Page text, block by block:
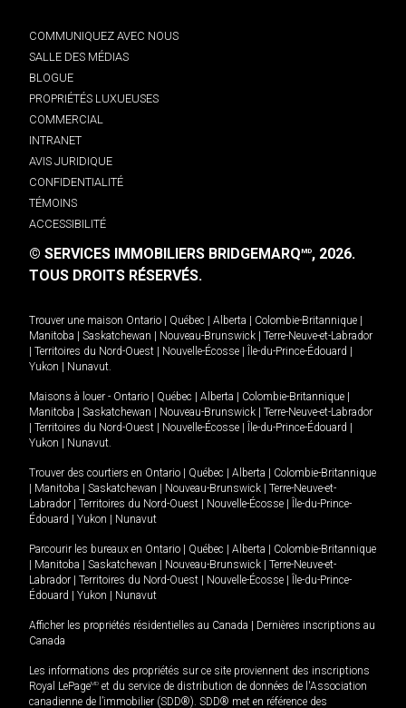
COMMUNIQUEZ AVEC NOUS
SALLE DES MÉDIAS
BLOGUE
PROPRIÉTÉS LUXUEUSES
COMMERCIAL
INTRANET
AVIS JURIDIQUE
CONFIDENTIALITÉ
TÉMOINS
ACCESSIBILITÉ
© SERVICES IMMOBILIERS BRIDGEMARQMD, 2026.
TOUS DROITS RÉSERVÉS.
Trouver une maison Ontario Québec Alberta Colombie-Britannique
Manitoba
Saskatchewan Nouveau-Brunswick
Terre-Neuve-et-Labrador
Territoires du Nord-Ouest Nouvelle-Écosse Île-du-Prince-Édouard
Yukon
Nunavut.
Maisons à louer - Ontario Québec Alberta Colombie-Britannique
Manitoba
Saskatchewan Nouveau-Brunswick
Terre-Neuve-et-Labrador
Territoires du Nord-Ouest Nouvelle-Écosse Île-du-Prince-Édouard
Yukon
Nunavut.
Trouver des courtiers en Ontario Québec Alberta
Colombie-Britannique
Manitoba Saskatchewan Nouveau-Brunswick
Terre-Neuve-et-
Labrador
Territoires du Nord-Ouest Nouvelle-Écosse
Île-du-Prince-
Édouard
Yukon Nunavut
Parcourir les bureaux en Ontario Québec Alberta
Colombie-Britannique
Manitoba Saskatchewan Nouveau-Brunswick
Terre-Neuve-et-
Labrador
Territoires du Nord-Ouest Nouvelle-Écosse
Île-du-Prince-
Édouard
Yukon Nunavut
Afficher les propriétés résidentielles au Canada
Dernières inscriptions au
Canada
Les informations des propriétés sur ce site proviennent des inscriptions
Royal LePageMD et du service de distribution de données de l'Association
canadienne de l’immobilier (SDD®). SDD® met en référence des